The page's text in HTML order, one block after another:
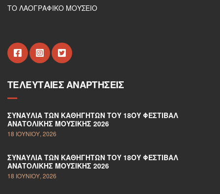
ΤΟ ΛΑΟΓΡΑΦΙΚΟ ΜΟΥΣΕΙΟ
ΤΕΛΕΥΤΑΊΕΣ ΑΝΑΡΤΉΣΕΙΣ
ΣΥΝΑΥΛΊΑ ΤΩΝ ΚΑΘΗΓΗΤΏΝ ΤΟΥ 18ΟΥ ΦΕΣΤΙΒΆΛ
ΑΝΑΤΟΛΙΚΉΣ ΜΟΥΣΙΚΉΣ 2026
18 ΙΟΥΝΊΟΥ, 2026
ΣΥΝΑΥΛΊΑ ΤΩΝ ΚΑΘΗΓΗΤΏΝ ΤΟΥ 18ΟΥ ΦΕΣΤΙΒΆΛ
ΑΝΑΤΟΛΙΚΉΣ ΜΟΥΣΙΚΉΣ 2026
18 ΙΟΥΝΊΟΥ, 2026